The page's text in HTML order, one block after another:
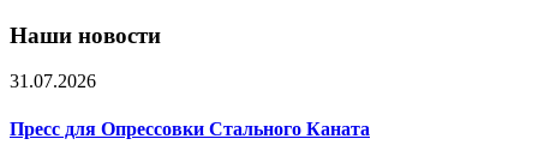
Наши новости
31.07.2026
Пресс для Опрессовки Стального Каната